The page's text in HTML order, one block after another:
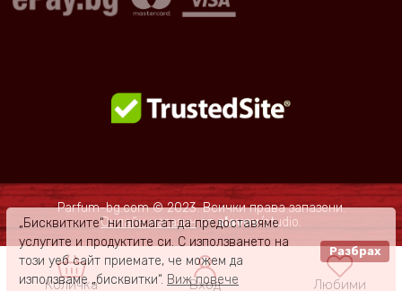
„Бисквитките“ ни помагат да предоставяме
услугите и продуктите си. С използването на
този уеб сайт приемате, че можем да
използваме „бисквитки“. Виж повече
Разбрах
Количка Вход Любими
Parfum-bg.com © 2023. Всички права запазени.
Онлайн магазинотslavov/studio.